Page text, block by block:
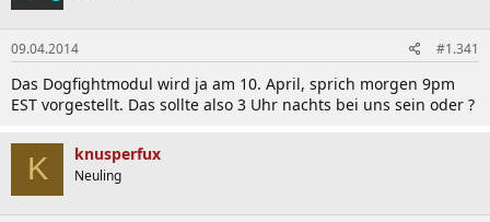
09.04.2014 #1.341
Das Dogfightmodul wird ja am 10. April, sprich morgen 9pm
EST vorgestellt. Das sollte also 3 Uhr nachts bei uns sein oder ?
K knusperfux
Neuling